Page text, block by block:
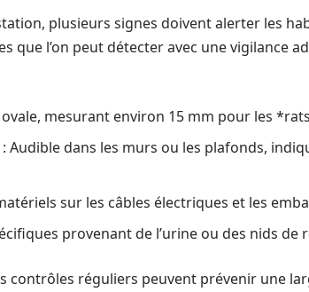
plusieurs signes doivent alerter les
que l’on peut détecter avec une vigilance
ovale, mesurant environ 15 mm pour les
: Audible dans les murs ou les plafonds,
sur les câbles électriques et les
provenant de l’urine ou des nids de
contrôles réguliers peuvent prévenir une